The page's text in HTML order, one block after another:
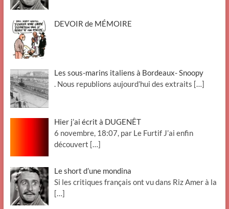
DEVOIR de MÉMOIRE
Les sous-marins italiens à Bordeaux- Snoopy
. Nous republions aujourd’hui des extraits […]
Hier j’ai écrit à DUGENÊT
6 novembre, 18:07, par Le Furtif J’ai enfin
découvert […]
Le short d’une mondina
Si les critiques français ont vu dans Riz Amer à la
[…]